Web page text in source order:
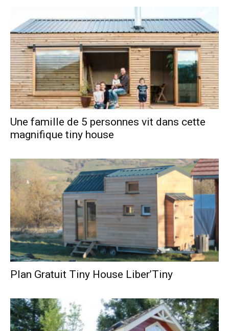
Une famille de 5 personnes vit dans cette
magnifique tiny house
Plan Gratuit Tiny House Liber’Tiny